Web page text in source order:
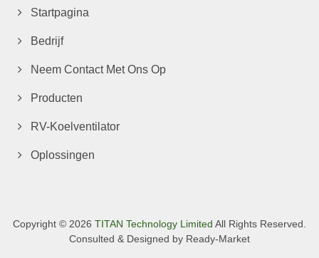
Startpagina
Bedrijf
Neem Contact Met Ons Op
Producten
RV-Koelventilator
Oplossingen
Copyright © 2026 TITAN Technology Limited All Rights Reserved.
Consulted & Designed by Ready-Market